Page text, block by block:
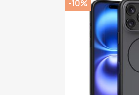
-10%